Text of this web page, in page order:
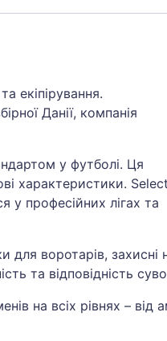
екіпірування.
Данії, компанія
у футболі. Ця
характеристики.
у професійних лігах та
для воротарів, захисні
та відповідність
на всіх рівнях – від